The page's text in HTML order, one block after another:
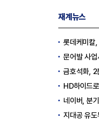
재계뉴스
롯데케미칼, 2
문어발 사업서
금호석화, 2분
HD하이드로
네이버, 분기
지대공 유